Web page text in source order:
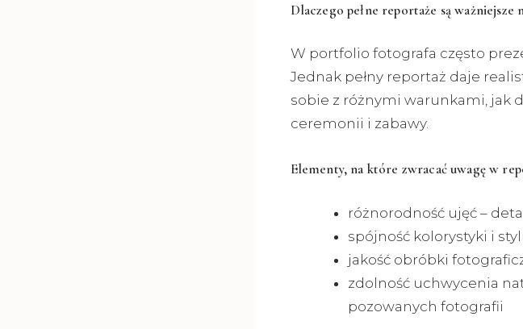
Dlaczego pełne reportaże są ważniejsze
W portfolio fotografa często
Jednak pełny reportaż daje
sobie z różnymi warunkami, jak
ceremonii i zabawy.
Elementy, na które zwracać uwagę w
różnorodność ujęć –
spójność kolorystyki i
jakość obróbki
zdolność uchwycenia
pozowanych fotografii